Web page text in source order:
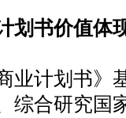
划书价值体
计划书》
综合研究国